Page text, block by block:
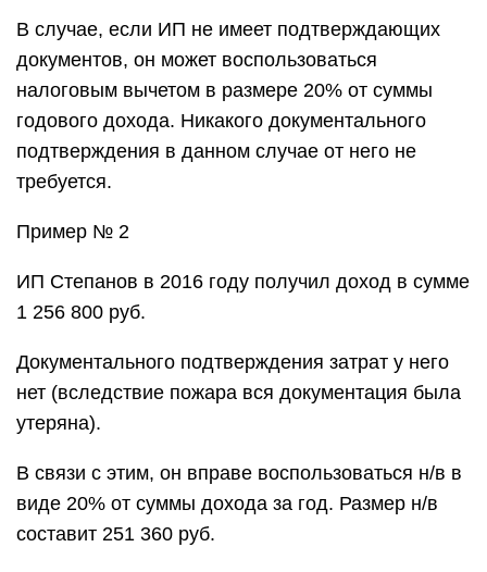
В случае, если ИП не имеет подтверждающих
документов, он может воспользоваться
налоговым вычетом в размере 20% от суммы
годового дохода. Никакого документального
подтверждения в данном случае от него не
требуется.
Пример № 2
ИП Степанов в 2016 году получил доход в сумме
1 256 800 руб.
Документального подтверждения затрат у него
нет (вследствие пожара вся документация была
утеряна).
В связи с этим, он вправе воспользоваться н/в в
виде 20% от суммы дохода за год. Размер н/в
составит 251 360 руб.